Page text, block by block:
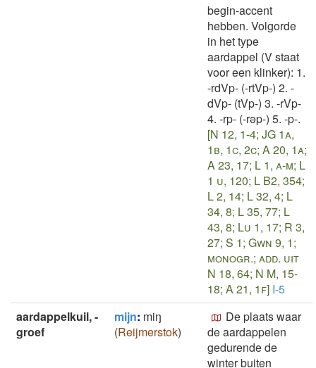
begin-accent
hebben. Volgorde
in het type
aardappel (V staat
voor een klinker): 1.
-rdVp- (-rtVp-) 2. -
dVp- (tVp-) 3. -rVp-
4. -rp- (-rǝp-) 5. -p-.
[N 12, 1-4; JG 1a,
1b, 1c, 2c; A 20, 1a;
A 23, 17; L 1, a-m; L
1 u, 120; L B2, 354;
L 2, 14; L 32, 4; L
34, 8; L 35, 77; L
43, 8; Lu 1, 17; R 3,
27; S 1; Gwn 9, 1;
monogr.; add. uit
N 18, 64; N M, 15-
18; A 21, 1f] I-5
aardappelkuil, -
groef
mijn: miŋ
(Reijmerstok)
De plaats waar
de aardappelen
gedurende de
winter buiten